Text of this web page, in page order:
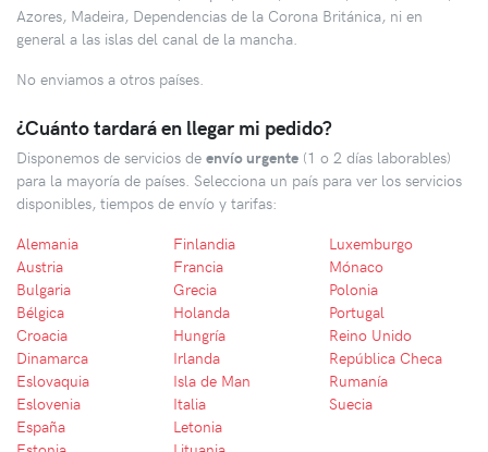
Azores, Madeira, Dependencias de la Corona Británica, ni en
general a las islas del canal de la mancha.
No enviamos a otros países.
¿Cuánto tardará en llegar mi pedido?
Disponemos de servicios de envío urgente (1 o 2 días laborables)
para la mayoría de países. Selecciona un país para ver los servicios
disponibles, tiempos de envío y tarifas:
Alemania
Austria
Bulgaria
Bélgica
Croacia
Dinamarca
Eslovaquia
Eslovenia
España
Finlandia
Francia
Grecia
Holanda
Hungría
Irlanda
Isla de Man
Italia
Letonia
Luxemburgo
Mónaco
Polonia
Portugal
Reino Unido
República Checa
Rumanía
Suecia